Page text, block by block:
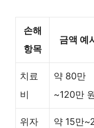
손해
항목
금액 예
치료
비
약 80만
~120만 원
위자
약 15만